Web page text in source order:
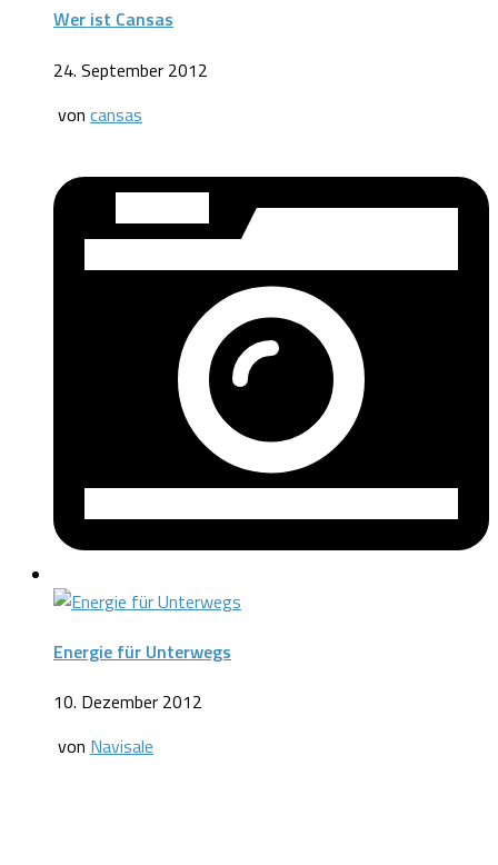
Wer ist Cansas
24. September 2012
von cansas
Energie für Unterwegs
10. Dezember 2012
von Navisale